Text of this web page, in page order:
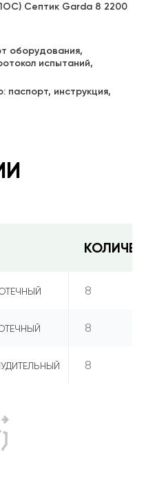
Септик Garda 8 2200
оборудования,
испытаний,
паспорт, инструкция,
8
8
8